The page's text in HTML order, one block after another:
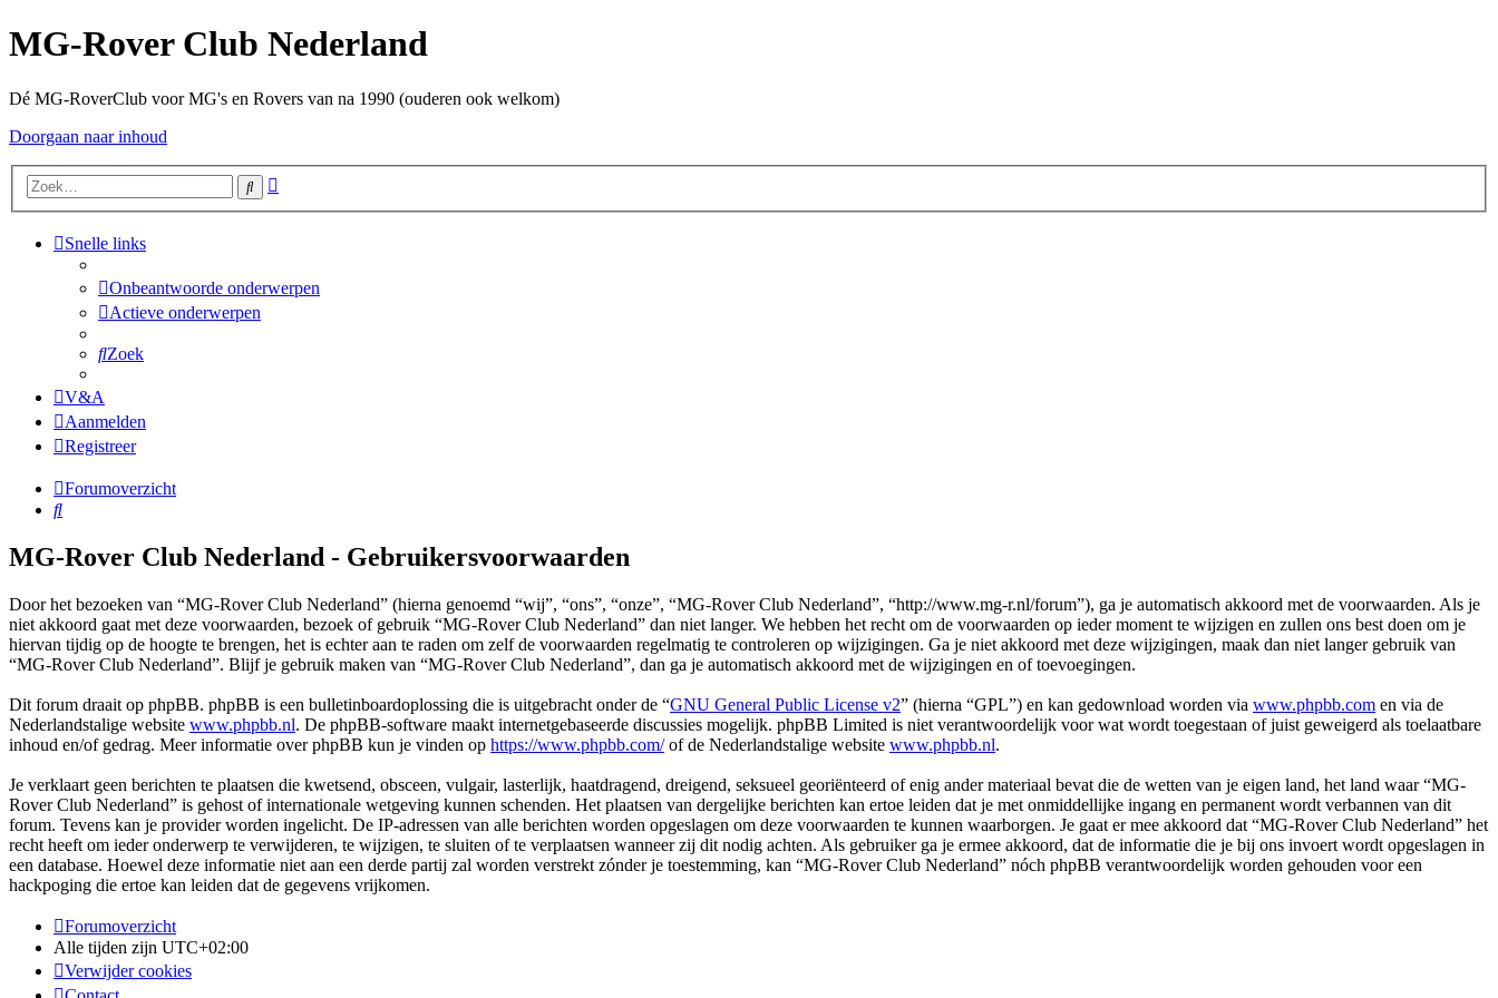
MG-Rover Club Nederland
Dé MG-RoverClub voor MG's en Rovers van na 1990 (ouderen ook welkom)
Doorgaan naar inhoud
Zoek
Snelle links
Onbeantwoorde onderwerpen
Actieve onderwerpen
Zoek
V&A
Aanmelden
Registreer
Forumoverzicht
Zoek
MG-Rover Club Nederland - Gebruikersvoorwaarden
Door het bezoeken van “MG-Rover Club Nederland” (hierna genoemd “wij”, “ons”, “onze”, “MG-Rover Club Nederland”, “http://www.mg-r.nl/forum”), ga je automatisch akkoord met de voorwaarden. Als je
niet akkoord gaat met deze voorwaarden, bezoek of gebruik “MG-Rover Club Nederland” dan niet langer. We hebben het recht om de voorwaarden op ieder moment te wijzigen en zullen ons best doen om je
hiervan tijdig op de hoogte te brengen, het is echter aan te raden om zelf de voorwaarden regelmatig te controleren op wijzigingen. Ga je niet akkoord met deze wijzigingen, maak dan niet langer gebruik van
“MG-Rover Club Nederland”. Blijf je gebruik maken van “MG-Rover Club Nederland”, dan ga je automatisch akkoord met de wijzigingen en of toevoegingen.
Dit forum draait op phpBB. phpBB is een bulletinboardoplossing die is uitgebracht onder de “GNU General Public License v2” (hierna “GPL”) en kan gedownload worden via www.phpbb.com en via de
Nederlandstalige website www.phpbb.nl. De phpBB-software maakt internetgebaseerde discussies mogelijk. phpBB Limited is niet verantwoordelijk voor wat wordt toegestaan of juist geweigerd als toelaatbare
inhoud en/of gedrag. Meer informatie over phpBB kun je vinden op https://www.phpbb.com/of de Nederlandstalige website www.phpbb.nl.
Je verklaart geen berichten te plaatsen die kwetsend, obsceen, vulgair, lasterlijk, haatdragend, dreigend, seksueel georiënteerd of enig ander materiaal bevat die de wetten van je eigen land, het land waar “MG-
Rover Club Nederland” is gehost of internationale wetgeving kunnen schenden. Het plaatsen van dergelijke berichten kan ertoe leiden dat je met onmiddellijke ingang en permanent wordt verbannen van dit
forum. Tevens kan je provider worden ingelicht. De IP-adressen van alle berichten worden opgeslagen om deze voorwaarden te kunnen waarborgen. Je gaat er mee akkoord dat “MG-Rover Club Nederland” het
recht heeft om ieder onderwerp te verwijderen, te wijzigen, te sluiten of te verplaatsen wanneer zij dit nodig achten. Als gebruiker ga je ermee akkoord, dat de informatie die je bij ons invoert wordt opgeslagen in
een database. Hoewel deze informatie niet aan een derde partij zal worden verstrekt zónder je toestemming, kan “MG-Rover Club Nederland” nóch phpBB verantwoordelijk worden gehouden voor een
hackpoging die ertoe kan leiden dat de gegevens vrijkomen.
Forumoverzicht
Alle tijden zijn UTC+02:00
Verwijder cookies